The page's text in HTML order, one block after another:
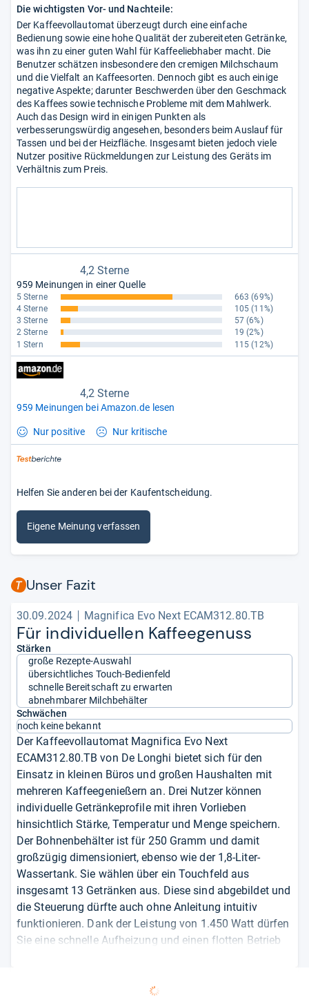
Die wichtigsten Vor- und Nachteile:
Der Kaffeevollautomat überzeugt durch eine einfache
Bedienung sowie eine hohe Qualität der zubereiteten Getränke,
was ihn zu einer guten Wahl für Kaffeeliebhaber macht. Die
Benutzer schätzen insbesondere den cremigen Milchschaum
und die Vielfalt an Kaffeesorten. Dennoch gibt es auch einige
negative Aspekte; darunter Beschwerden über den Geschmack
des Kaffees sowie technische Probleme mit dem Mahlwerk.
Auch das Design wird in einigen Punkten als
verbesserungswürdig angesehen, besonders beim Auslauf für
Tassen und bei der Heizfläche. Insgesamt bieten jedoch viele
Nutzer positive Rückmeldungen zur Leistung des Geräts im
Verhältnis zum Preis.
4,2 Sterne
959 Meinungen in einer Quelle
5 Sterne 663 (69%)
4 Sterne
105 (11%)
3 Sterne
57 (6%)
2 Sterne
19 (2%)
1 Stern
115 (12%)
4,2 Sterne
959 Meinungen bei Amazon.de lesen
Nur positive Nur kritische
Helfen Sie anderen bei der Kaufentscheidung.
Eigene Meinung verfassen
Unser Fazit
30.09.2024 Magnifica Evo Next ECAM312.80.TB
Für indi­vi­du­el­len Kaf­fee­ge­nuss
Stärken
große Rezepte-Auswahl
übersichtliches Touch-Bedienfeld
schnelle Bereitschaft zu erwarten
abnehmbarer Milchbehälter
Schwächen
noch keine bekannt
Der Kaffeevollautomat Magnifica Evo Next
ECAM312.80.TB von De Longhi bietet sich für den
Einsatz in kleinen Büros und großen Haushalten mit
mehreren Kaffeegenießern an. Drei Nutzer können
individuelle Getränkeprofile mit ihren Vorlieben
hinsichtlich Stärke, Temperatur und Menge speichern.
Der Bohnenbehälter ist für 250 Gramm und damit
großzügig dimensioniert, ebenso wie der 1,8-Liter-
Wassertank. Sie wählen über ein Touchfeld aus
insgesamt 13 Getränken aus. Diese sind abgebildet und
die Steuerung dürfte auch ohne Anleitung intuitiv
funktionieren. Dank der Leistung von 1.450 Watt dürfen
Sie eine schnelle Aufheizung und einen flotten Betrieb
lagern lässt. Bonus: Zahlreiche Einzelteile sind